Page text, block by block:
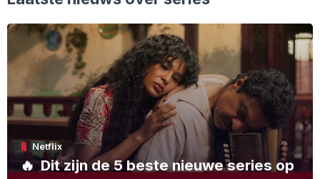
Netflix
🔥Dit zijn de 5 beste nieuwe series op